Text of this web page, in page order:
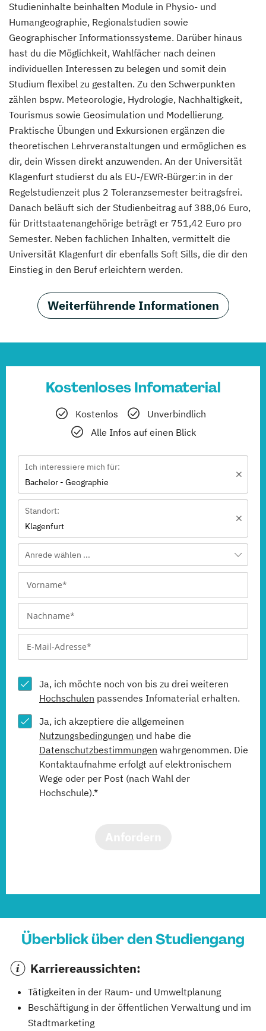
Studieninhalte beinhalten Module in Physio- und
Humangeographie, Regionalstudien sowie
Geographischer Informationssysteme. Darüber hinaus
hast du die Möglichkeit, Wahlfächer nach deinen
individuellen Interessen zu belegen und somit dein
Studium flexibel zu gestalten. Zu den Schwerpunkten
zählen bspw. Meteorologie, Hydrologie, Nachhaltigkeit,
Tourismus sowie Geosimulation und Modellierung.
Praktische Übungen und Exkursionen ergänzen die
theoretischen Lehrveranstaltungen und ermöglichen es
dir, dein Wissen direkt anzuwenden. An der Universität
Klagenfurt studierst du als EU-/EWR-Bürger:in in der
Regelstudienzeit plus 2 Toleranzsemester beitragsfrei.
Danach beläuft sich der Studienbeitrag auf 388,06 Euro,
für Drittstaatenangehörige beträgt er 751,42 Euro pro
Semester. Neben fachlichen Inhalten, vermittelt die
Universität Klagenfurt dir ebenfalls Soft Sills, die dir den
Einstieg in den Beruf erleichtern werden.
Weiterführende Informationen
Kostenloses Infomaterial
Kostenlos
Unverbindlich
Alle Infos auf einen Blick
Ich interessiere mich für:
Bachelor - Geographie
Standort:
Klagenfurt
Anrede wählen ...
Ja, ich möchte noch von bis zu drei weiteren
Hochschulen passendes Infomaterial erhalten.
Ja, ich akzeptiere die allgemeinen
Nutzungsbedingungen und habe die
Datenschutzbestimmungen wahrgenommen. Die
Kontaktaufnahme erfolgt auf elektronischem
Wege oder per Post (nach Wahl der
Hochschule).*
Überblick über den Studiengang
Karriereaussichten:
Tätigkeiten in der Raum- und Umweltplanung
Beschäftigung in der öffentlichen Verwaltung und im
Stadtmarketing